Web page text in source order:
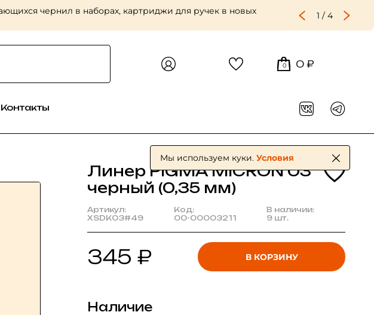
чернил в наборах, картриджи для ручек в новых
1 / 4
0 0 ₽
Контакты
Линер PIGMA MICRON 03
черный (0,35 мм)
Артикул:
XSDK03#49
Код:
00-00003211
В наличии:
9 шт.
345 ₽ В КОРЗИНУ
Наличие
Мы используем куки. Условия